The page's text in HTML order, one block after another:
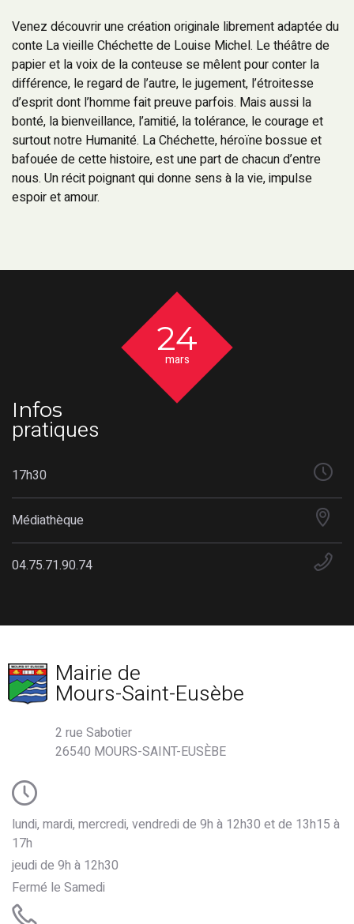
Venez découvrir une création originale librement adaptée du
conte La vieille Chéchette de Louise Michel. Le théâtre de
papier et la voix de la conteuse se mêlent pour conter la
différence, le regard de l’autre, le jugement, l’étroitesse
d’esprit dont l’homme fait preuve parfois. Mais aussi la
bonté, la bienveillance, l’amitié, la tolérance, le courage et
surtout notre Humanité. La Chéchette, héroïne bossue et
bafouée de cette histoire, est une part de chacun d’entre
nous. Un récit poignant qui donne sens à la vie, impulse
espoir et amour.
24
mars
Infos
pratiques
17h30
Médiathèque
04.75.71.90.74
Mairie de
Mours-Saint-Eusèbe
2 rue Sabotier
26540 MOURS-SAINT-EUSÈBE
lundi, mardi, mercredi, vendredi de 9h à 12h30 et de 13h15 à
17h
jeudi de 9h à 12h30
Fermé le Samedi